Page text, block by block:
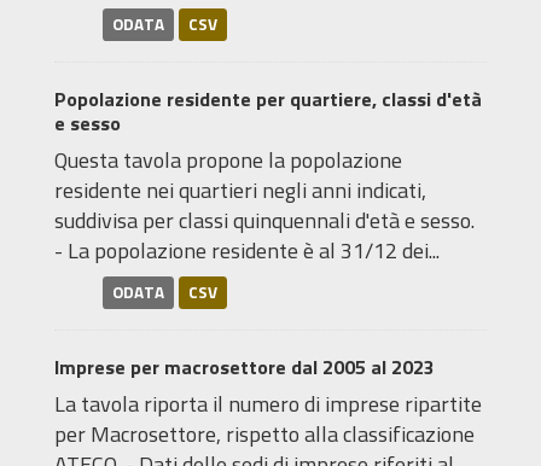
ODATA CSV
Popolazione residente per quartiere, classi d'età
e sesso
Questa tavola propone la popolazione
residente nei quartieri negli anni indicati,
suddivisa per classi quinquennali d'età e sesso.
- La popolazione residente è al 31/12 dei...
ODATA CSV
Imprese per macrosettore dal 2005 al 2023
La tavola riporta il numero di imprese ripartite
per Macrosettore, rispetto alla classificazione